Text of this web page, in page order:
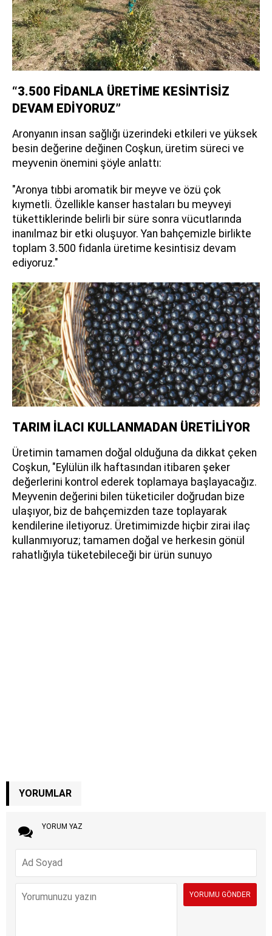
“3.500 FİDANLA ÜRETİME KESİNTİSİZ
DEVAM EDİYORUZ”
Aronyanın insan sağlığı üzerindeki etkileri ve yüksek
besin değerine değinen Coşkun, üretim süreci ve
meyvenin önemini şöyle anlattı:
"Aronya tıbbi aromatik bir meyve ve özü çok
kıymetli. Özellikle kanser hastaları bu meyveyi
tükettiklerinde belirli bir süre sonra vücutlarında
inanılmaz bir etki oluşuyor. Yan bahçemizle birlikte
toplam 3.500 fidanla üretime kesintisiz devam
ediyoruz."
TARIM İLACI KULLANMADAN ÜRETİLİYOR
Üretimin tamamen doğal olduğuna da dikkat çeken
Coşkun, "Eylülün ilk haftasından itibaren şeker
değerlerini kontrol ederek toplamaya başlayacağız.
Meyvenin değerini bilen tüketiciler doğrudan bize
ulaşıyor, biz de bahçemizden taze toplayarak
kendilerine iletiyoruz. Üretimimizde hiçbir zirai ilaç
kullanmıyoruz; tamamen doğal ve herkesin gönül
rahatlığıyla tüketebileceği bir ürün sunuyo
YORUMLAR
YORUM YAZ